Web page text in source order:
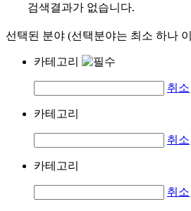
검색결과가 없습니다.
선택된 분야 (선택분야는 최소 하나
카테고리
취소
카테고리
취소
카테고리
취소